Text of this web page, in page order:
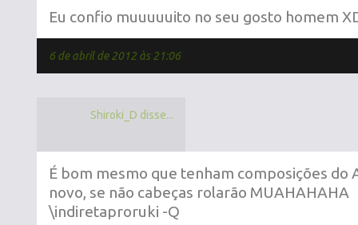
Eu confio muuuuuito no seu gosto homem
6 de abril de 2012 às 21:06
Shiroki_D disse...
É bom mesmo que tenham composições do
novo, se não cabeças rolarão MUAHAHAHA
\indiretaproruki -Q